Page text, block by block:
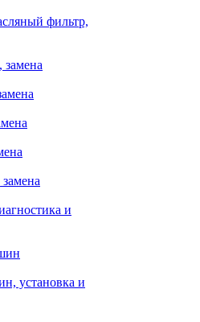
фильтр,
и
установка и